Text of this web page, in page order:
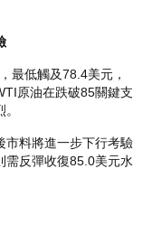
最低觸及78.4美元，
原油在跌破85關鍵支
市料將進一步下行考驗
需反彈收復85.0美元水